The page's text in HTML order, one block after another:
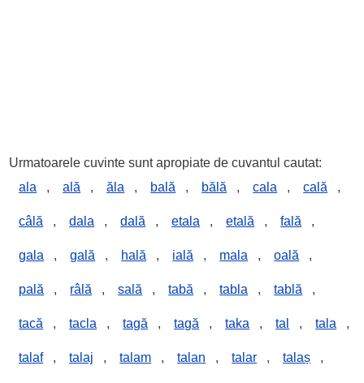
Urmatoarele cuvinte sunt apropiate de cuvantul cautat:
ala
, ală , ăla , bală , bălă , cala , cală ,
câlă , dala , dală , etala , etală , fală ,
gala , gală , hală , ială , mala , oală ,
pală , râlă , sală , tabă , tabla , tablă ,
tacă , tacla , tagă , tagă , taka , tal , tala ,
talaf , talaj , talam , talan , talar , talaș ,